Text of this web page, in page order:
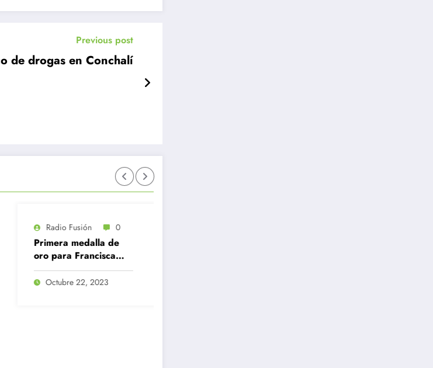
Previous post
de drogas en Conchalí
Radio Fusión
Colo Colo empató ante
Recoleta y aseguró su
clasificación a octavos
de la Copa Chile
Julio 7, 2026